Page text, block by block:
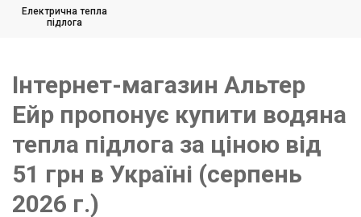
Електрична тепла
підлога
Інтернет-магазин Альтер
Ейр пропонує купити водяна
тепла підлога за ціною від
51 грн в Україні (серпень
2026 г.)